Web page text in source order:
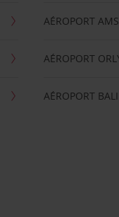
AÉROPORT
AÉROPORT
AÉROPORT BALI